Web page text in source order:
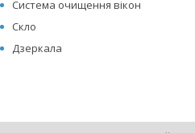
Система очищення вікон
Скло
Дзеркала